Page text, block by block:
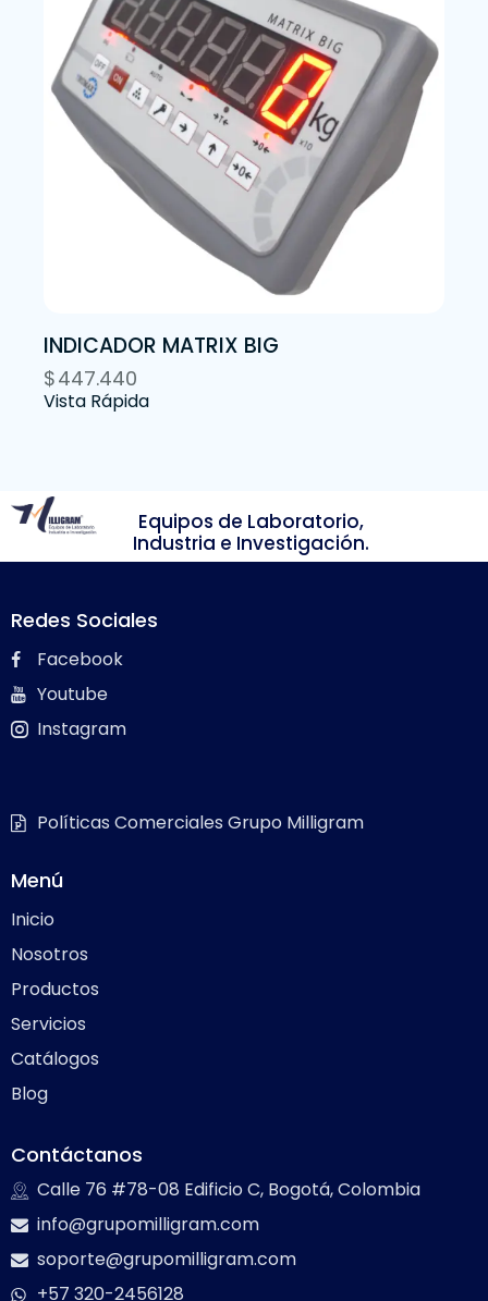
INDICADOR MATRIX BIG
$447.440
Vista Rápida
Equipos de Laboratorio,
Industria e Investigación.
Redes Sociales
Facebook
Youtube
Instagram
Políticas Comerciales Grupo Milligram
Menú
Inicio
Nosotros
Productos
Servicios
Catálogos
Blog
Contáctanos
Calle 76 #78-08 Edificio C, Bogotá, Colombia
info@grupomilligram.com
soporte@grupomilligram.com
+57 320-2456128